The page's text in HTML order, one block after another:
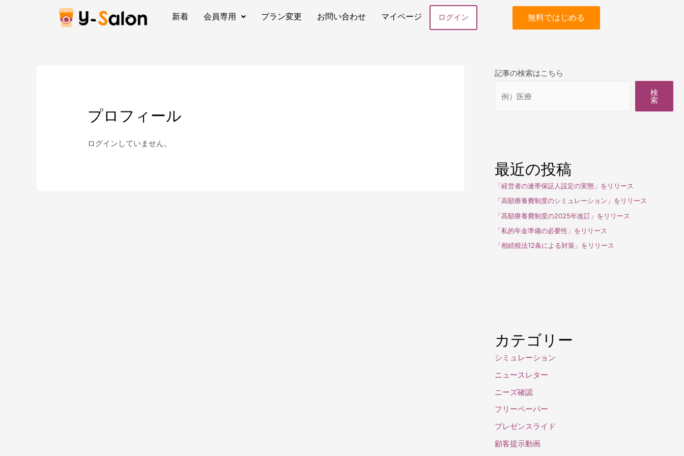
新着 会員専用 プラン変更 お問い合わせ マイページ ログイン 無料ではじめる
プロフィール
ログインしていません。
記事の検索はこちら
検
索
最近の投稿
「経営者の連帯保証人設定の実態」をリリース
「高額療養費制度のシミュレーション」をリリース
「高額療養費制度の2025年改訂」をリリース
「私的年金準備の必要性」をリリース
「相続税法12条による対策」をリリース
カテゴリー
シミュレーション
ニュースレター
ニーズ確認
フリーペーパー
プレゼンスライド
顧客提示動画